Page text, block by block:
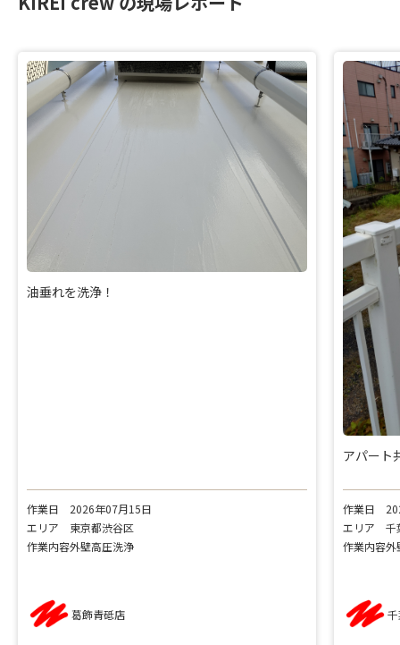
油垂れを洗浄！
作業日
2026年07月15日
エリア
東京都渋谷区
作業内容外壁高圧洗浄
葛飾青砥店
アパート
作業日
エリア
千
作業内容外